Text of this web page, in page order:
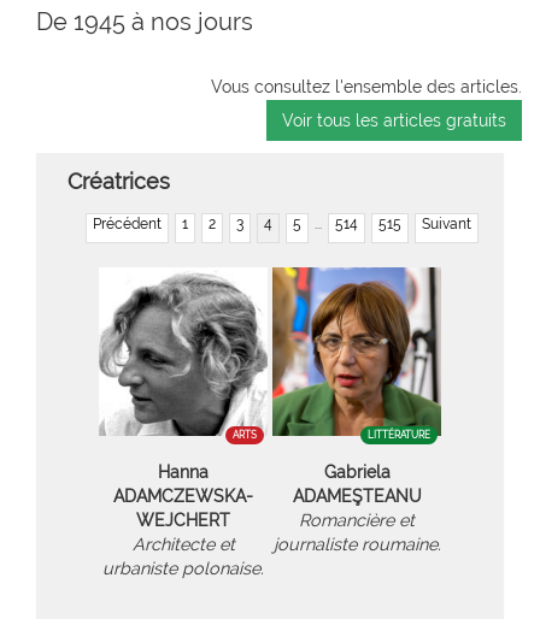
De 1945 à nos jours
Vous consultez l'ensemble des articles.
Voir tous les articles gratuits
Créatrices
Précédent 1 2 3 4 5 ... 514 515 Suivant
ARTS
Hanna
ADAMCZEWSKA-
WEJCHERT
Architecte et
urbaniste polonaise.
LITTÉRATURE
Gabriela
ADAMEŞTEANU
Romancière et
journaliste roumaine.